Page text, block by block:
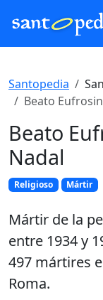
Santopedia
Beato
Beato
Nadal
Religioso Mártir
Mártir de la
entre 1934 y
497 mártires
Roma.